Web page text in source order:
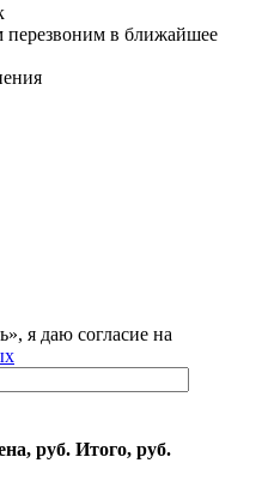
перезвоним в ближайшее
я даю согласие на
руб. Итого, руб.